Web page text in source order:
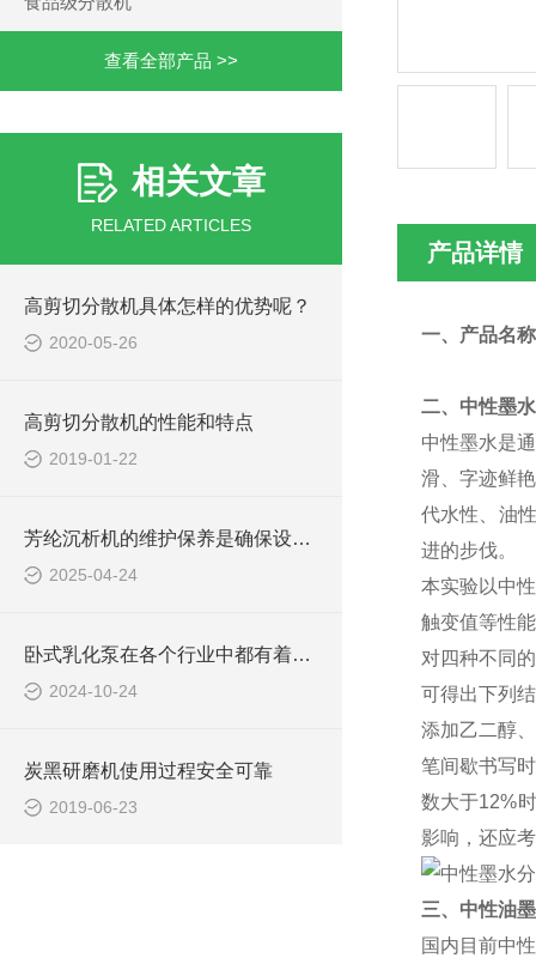
查看全部产品 >>
相关文章
RELATED ARTICLES
高剪切分散机具体怎样的优势呢？
2020-05-26
高剪切分散机的性能和特点
2019-01-22
芳纶沉析机的维护保养是确保设备正常运行的关键
2025-04-24
卧式乳化泵在各个行业中都有着广泛的应用
2024-10-24
炭黑研磨机使用过程安全可靠
2019-06-23
产品详情
一、 产品名
二、 中性墨
中性墨水是
滑、字迹鲜
代水性、油
进的步伐。
本实验以中
触变值等性
对四种不同
可得出下列
添加乙二醇
笔间歇书写
数大于12%
影响，还应
三、中性油
国内目前中